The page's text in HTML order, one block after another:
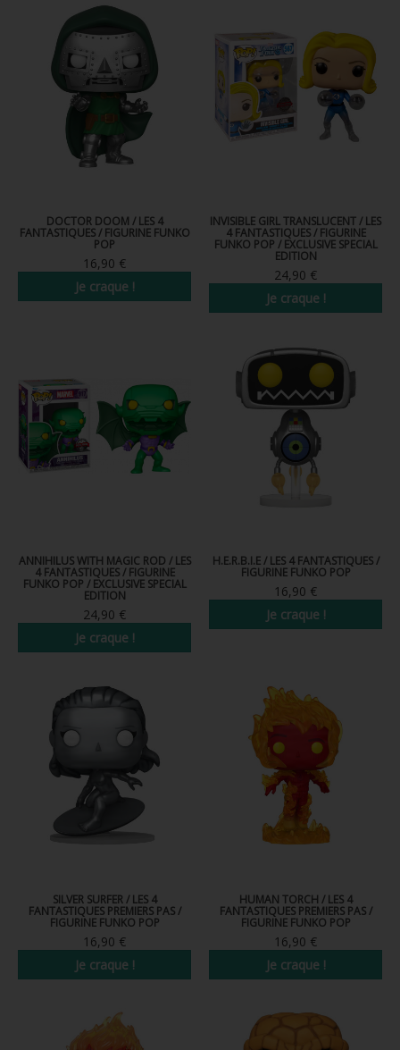
POP PROTECTION
PORTE-CLÉS POCKET POP
FUNKO VINYL SODA
FUNKO POP PIN
DOCTOR DOOM / LES 4
FANTASTIQUES / FIGURINE FUNKO
POP
16,90 €
Je craque !
INVISIBLE GIRL TRANSLUCENT / LES
4 FANTASTIQUES / FIGURINE
FUNKO POP / EXCLUSIVE SPECIAL
EDITION
24,90 €
Je craque !
ANNIHILUS WITH MAGIC ROD / LES
4 FANTASTIQUES / FIGURINE
FUNKO POP / EXCLUSIVE SPECIAL
EDITION
24,90 €
Je craque !
H.E.R.B.I.E / LES 4 FANTASTIQUES /
FIGURINE FUNKO POP
16,90 €
Je craque !
SILVER SURFER / LES 4
FANTASTIQUES PREMIERS PAS /
FIGURINE FUNKO POP
16,90 €
Je craque !
HUMAN TORCH / LES 4
FANTASTIQUES PREMIERS PAS /
FIGURINE FUNKO POP
16,90 €
Je craque !